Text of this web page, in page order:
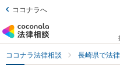
ココナラへ
ココナラ法律相談 長崎県で法